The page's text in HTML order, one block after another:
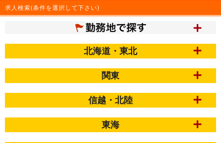
求人検索(条件を選択して下さい)
北海道・東北
関東
信越・北陸
東海